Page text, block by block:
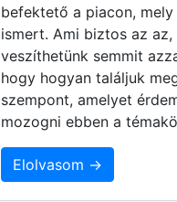
befektető a piacon,
ismert. Ami biztos az
veszíthetünk semmit
hogy hogyan találjuk
szempont, amelyet
mozogni ebben a
Elolvasom →